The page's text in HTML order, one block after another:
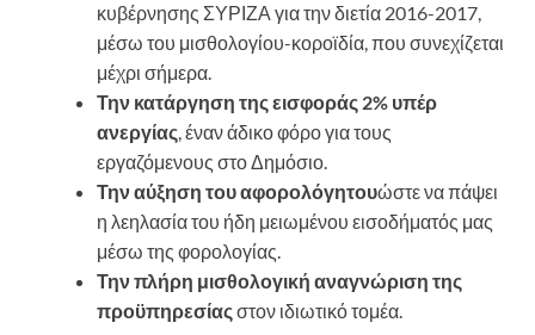
κυβέρνησης ΣΥΡΙΖΑ για την διετία 2016-2017,
μέσω του μισθολογίου-κοροϊδία, που συνεχίζεται
μέχρι σήμερα.
Την κατάργηση της εισφοράς 2% υπέρ
ανεργίας, έναν άδικο φόρο για τους
εργαζόμενους στο Δημόσιο.
Την αύξηση του αφορολόγητουώστε να πάψει
η λεηλασία του ήδη μειωμένου εισοδήματός μας
μέσω της φορολογίας.
Την πλήρη μισθολογική αναγνώριση της
προϋπηρεσίαςστον ιδιωτικό τομέα.